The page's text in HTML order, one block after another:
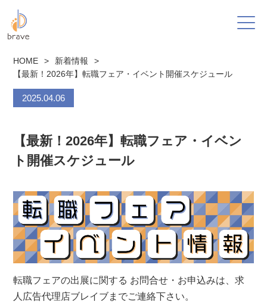
HOME > 新着情報
>
【最新！2026年】転職フェア・イベント開催スケジュール
2025.04.06
【最新！2026年】転職フェア・イベン
ト開催スケジュール
転職フェアの出展に関する お問合せ・お申込みは、求
人広告代理店ブレイブまでご連絡下さい。